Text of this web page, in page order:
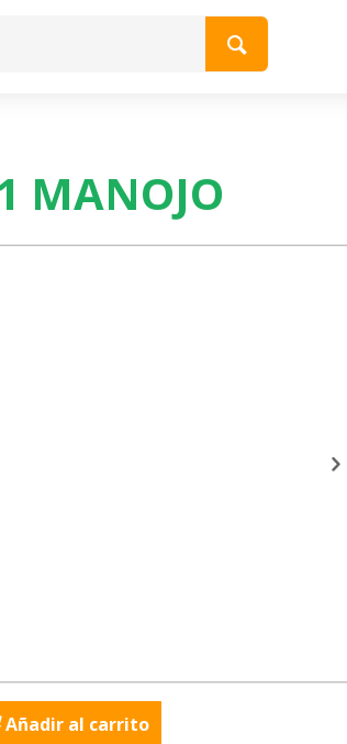
MANOJO
Añadir al carrito